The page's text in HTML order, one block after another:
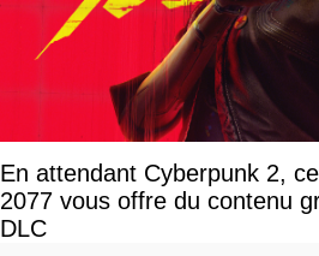
En attendant Cyberpunk 2,
2077 vous offre du contenu
DLC